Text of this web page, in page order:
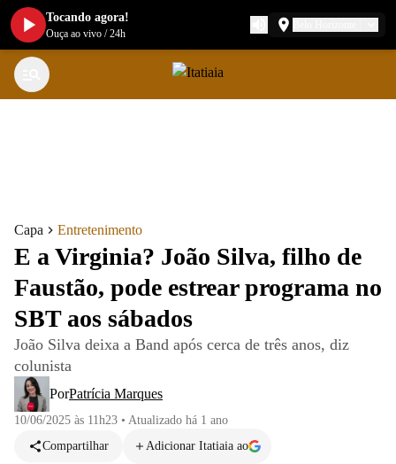
Capa Entretenimento
E a Virginia? João Silva, filho de
Faustão, pode estrear programa no
SBT aos sábados
João Silva deixa a Band após cerca de três anos, diz
colunista
PorPatrícia Marques
10/06/2025 às 11h23 • Atualizado há 1 ano
Compartilhar
Adicionar Itatiaia ao
Tocando agora!
Ouça ao vivo /24h